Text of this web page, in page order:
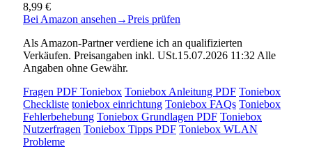
8,99 €
Bei Amazon ansehen →Preis prüfen
Als Amazon-Partner verdiene ich an qualifizierten
Verkäufen. Preisangaben inkl. USt.15.07.2026 11:32 Alle
Angaben ohne Gewähr.
Fragen PDF Toniebox Toniebox Anleitung PDF Toniebox
Checkliste toniebox einrichtung Toniebox FAQs Toniebox
Fehlerbehebung Toniebox Grundlagen PDF Toniebox
Nutzerfragen Toniebox Tipps PDF Toniebox WLAN
Probleme